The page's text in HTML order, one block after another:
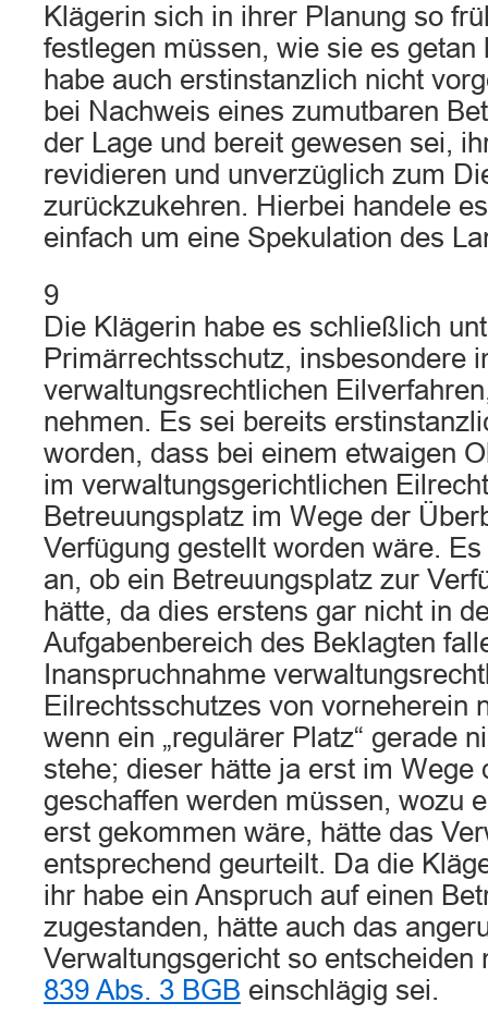
Klägerin sich in ihrer Planung so
festlegen müssen, wie sie es getan
habe auch erstinstanzlich nicht
bei Nachweis eines zumutbaren
der Lage und bereit gewesen sei,
revidieren und unverzüglich zum
zurückzukehren. Hierbei handele
einfach um eine Spekulation des
9
Die Klägerin habe es schließlich
Primärrechtsschutz, insbesondere
verwaltungsrechtlichen
nehmen. Es sei bereits
worden, dass bei einem etwaigen
im verwaltungsgerichtlichen
Betreuungsplatz im Wege der
Verfügung gestellt worden wäre.
an, ob ein Betreuungsplatz zur
hätte, da dies erstens gar nicht in
Aufgabenbereich des Beklagten
Inanspruchnahme
Eilrechtsschutzes von vorneherein
wenn ein „regulärer Platz“ gerade
stehe; dieser hätte ja erst im Wege
geschaffen werden müssen, wozu
erst gekommen wäre, hätte das
entsprechend geurteilt. Da die
ihr habe ein Anspruch auf einen
zugestanden, hätte auch das
Verwaltungsgericht so
839 Abs. 3 BGB einschlägig sei.